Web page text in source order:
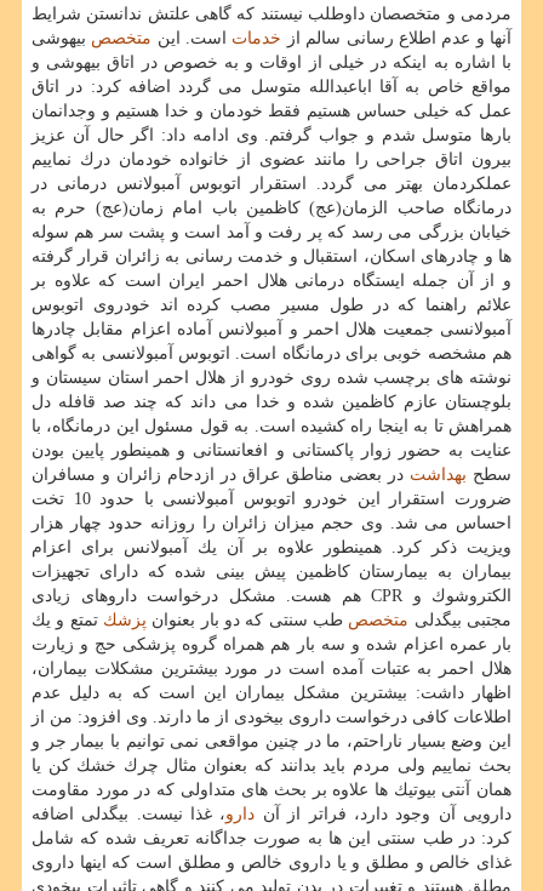
مردمی و متخصصان داوطلب نیستند كه گاهی علتش ندانستن شرایط
آنها و عدم اطلاع رسانی سالم از خدمات است. این متخصص بیهوشی
با اشاره به اینكه در خیلی از اوقات و به خصوص در اتاق بیهوشی و
مواقع خاص به آقا اباعبدالله متوسل می گردد اضافه كرد: در اتاق
عمل كه خیلی حساس هستیم فقط خودمان و خدا هستیم و وجدانمان
بارها متوسل شدم و جواب گرفتم. وی ادامه داد: اگر حال آن عزیز
بیرون اتاق جراحی را مانند عضوی از خانواده خودمان درك نماییم
عملكردمان بهتر می گردد. استقرار اتوبوس آمبولانس درمانی در
درمانگاه صاحب الزمان(عج) كاظمین باب امام زمان(عج) حرم به
خیابان بزرگی می رسد كه پر رفت و آمد است و پشت سر هم سوله
ها و چادرهای اسكان، استقبال و خدمت رسانی به زائران قرار گرفته
و از آن جمله ایستگاه درمانی هلال احمر ایران است كه علاوه بر
علائم راهنما كه در طول مسیر مصب كرده اند خودروی اتوبوس
آمبولانسی جمعیت هلال احمر و آمبولانس آماده اعزام مقابل چادرها
هم مشخصه خوبی برای درمانگاه است. اتوبوس آمبولانسی به گواهی
نوشته های برچسب شده روی خودرو از هلال احمر استان سیستان و
بلوچستان عازم كاظمین شده و خدا می داند كه چند صد قافله دل
همراهش تا به اینجا راه كشیده است. به قول مسئول این درمانگاه، با
عنایت به حضور زوار پاكستانی و افعانستانی و همینطور پایین بودن
سطح بهداشت در بعضی مناطق عراق در ازدحام زائران و مسافران
ضرورت استقرار این خودرو اتوبوس آمبولانسی با حدود 10 تخت
احساس می شد. وی حجم میزان زائران را روزانه حدود چهار هزار
ویزیت ذكر كرد. همینطور علاوه بر آن یك آمبولانس برای اعزام
بیماران به بیمارستان كاظمین پیش بینی شده كه دارای تجهیزات
الكتروشوك و CPR هم هست. مشكل درخواست داروهای زیادی
مجتبی بیگدلی متخصص طب سنتی كه دو بار بعنوان پزشك تمتع و یك
بار عمره اعزام شده و سه بار هم همراه گروه پزشكی حج و زیارت
هلال احمر به عتبات آمده است در مورد بیشترین مشكلات بیماران،
اظهار داشت: بیشترین مشكل بیماران این است كه به دلیل عدم
اطلاعات كافی درخواست داروی بیخودی از ما دارند. وی افزود: من از
این وضع بسیار ناراحتم، ما در چنین مواقعی نمی توانیم با بیمار جر و
بحث نماییم ولی مردم باید بدانند كه بعنوان مثال چرك خشك كن یا
همان آنتی بیوتیك ها علاوه بر بحث های متداولی كه در مورد مقاومت
دارویی آن وجود دارد، فراتر از آن دارو، غذا نیست. بیگدلی اضافه
كرد: در طب سنتی این ها به صورت جداگانه تعریف شده كه شامل
غذای خالص و مطلق و یا داروی خالص و مطلق است كه اینها داروی
مطلق هستند و تغییرات در بدن تولید می كنند و گاهی تاثیرات بیخودی